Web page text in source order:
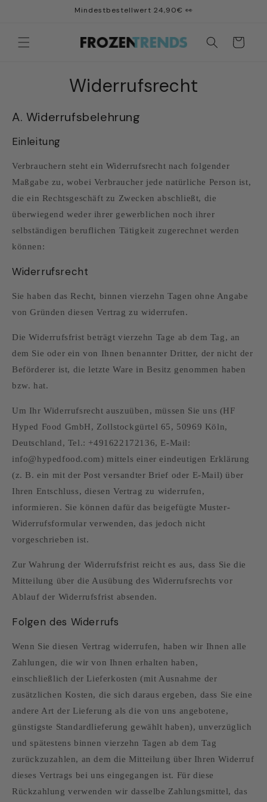
Mindestbestellwert 24,90€ 👀
Warenkorb
Widerrufsrecht
A. Widerrufsbelehrung
Einleitung
Verbrauchern steht ein Widerrufsrecht nach folgender
Maßgabe zu, wobei Verbraucher jede natürliche Person ist,
die ein Rechtsgeschäft zu Zwecken abschließt, die
überwiegend weder ihrer gewerblichen noch ihrer
selbständigen beruflichen Tätigkeit zugerechnet werden
können:
Widerrufsrecht
Sie haben das Recht, binnen vierzehn Tagen ohne Angabe
von Gründen diesen Vertrag zu widerrufen.
Die Widerrufsfrist beträgt vierzehn Tage ab dem Tag, an
dem Sie oder ein von Ihnen benannter Dritter, der nicht der
Beförderer ist, die letzte Ware in Besitz genommen haben
bzw. hat.
Um Ihr Widerrufsrecht auszuüben, müssen Sie uns (HF
Hyped Food GmbH, Zollstockgürtel 65, 50969 Köln,
Deutschland, Tel.: +491622172136, E-Mail:
info@hypedfood.com) mittels einer eindeutigen Erklärung
(z. B. ein mit der Post versandter Brief oder E-Mail) über
Ihren Entschluss, diesen Vertrag zu widerrufen,
informieren. Sie können dafür das beigefügte Muster-
Widerrufsformular verwenden, das jedoch nicht
vorgeschrieben ist.
Zur Wahrung der Widerrufsfrist reicht es aus, dass Sie die
Mitteilung über die Ausübung des Widerrufsrechts vor
Ablauf der Widerrufsfrist absenden.
Folgen des Widerrufs
Wenn Sie diesen Vertrag widerrufen, haben wir Ihnen alle
Zahlungen, die wir von Ihnen erhalten haben,
einschließlich der Lieferkosten (mit Ausnahme der
zusätzlichen Kosten, die sich daraus ergeben, dass Sie eine
andere Art der Lieferung als die von uns angebotene,
günstigste Standardlieferung gewählt haben), unverzüglich
und spätestens binnen vierzehn Tagen ab dem Tag
zurückzuzahlen, an dem die Mitteilung über Ihren Widerruf
dieses Vertrags bei uns eingegangen ist. Für diese
Rückzahlung verwenden wir dasselbe Zahlungsmittel, das